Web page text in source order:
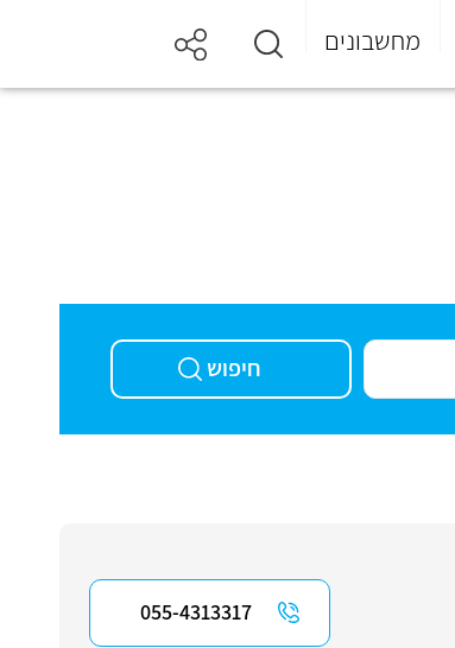
מחשבונים
חיפוש
055-4313317